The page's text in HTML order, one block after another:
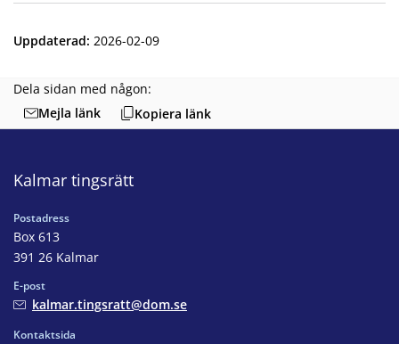
Uppdaterad: 2026-02-09
Dela sidan med någon:
Mejla länk
Kopiera länk
Kalmar tingsrätt
Postadress
Box 613
391 26 Kalmar
E-post
kalmar.tingsratt@dom.se
Kontaktsida